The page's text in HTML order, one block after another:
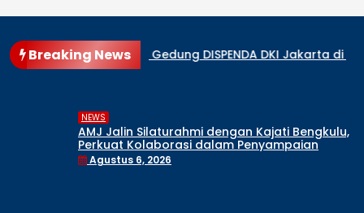
Breaking News
Melanda Gedung DISPENDA DKI Jakarta di Jalan Abdul
NEWS
AMJ Jalin Silaturahmi dengan Kajati Bengkulu,
Perkuat Kolaborasi dalam Penyampaian
Informasi Publik
Agustus 6, 2026